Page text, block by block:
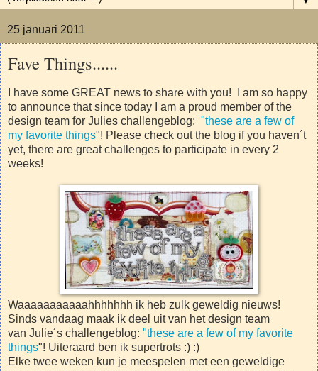
25 januari 2011
Fave Things......
I have some GREAT news to share with you! I am so happy
to announce that since today I am a proud member of the
design team for Julies challengeblog: "these are a few of
my favorite things"! Please check out the blog if you haven´t
yet, there are great challenges to participate in every 2
weeks!
Waaaaaaaaaaahhhhhhh ik heb zulk geweldig nieuws!
Sinds vandaag maak ik deel uit van het design team
van Julie´s challengeblog: "these are a few of my favorite
things"! Uiteraard ben ik supertrots :) :)
Elke twee weken kun je meespelen met een geweldige